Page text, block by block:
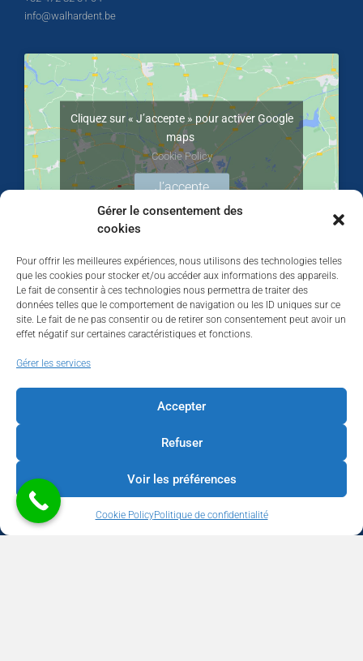
Gérer le consentement des
cookies
Pour offrir les meilleures expériences, nous utilisons des technologies telles
que les cookies pour stocker et/ou accéder aux informations des appareils.
Le fait de consentir à ces technologies nous permettra de traiter des
données telles que le comportement de navigation ou les ID uniques sur ce
site. Le fait de ne pas consentir ou de retirer son consentement peut avoir un
effet négatif sur certaines caractéristiques et fonctions.
Gérer les services
Accepter
Refuser
Voir les préférences
Cookie PolicyPolitique de confidentialité
info@walhardent.be
Cliquez sur « J’accepte » pour activer Google
maps
Cookie Policy
J’accepte
LES BÂTISSEURS DE LIÈGE
Par le Walhardent